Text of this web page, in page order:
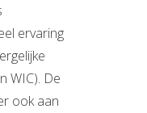
ervaring
WIC). De
ook aan